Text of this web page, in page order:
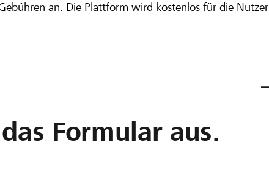
an. Die Plattform wird kostenlos für die Nutzer
Formular aus.